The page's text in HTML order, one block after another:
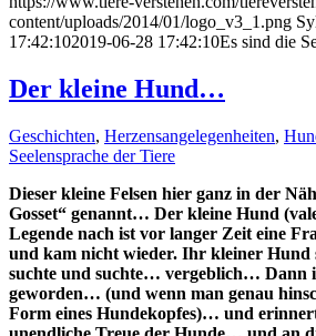
content/uploads/2014/01/logo_v3_1.png
17:42:102019-06-28 17:42:10Es sind die
Der kleine Hund…
Geschichten, Herzensangelegenheiten,
Seelensprache der Tiere
Dieser kleine Felsen hier ganz in der
Gosset“ genannt… Der kleine Hund
Legende nach ist vor langer Zeit eine
und kam nicht wieder. Ihr kleiner Hund
suchte und suchte… vergeblich… Dann
geworden… (und wenn man genau
Form eines Hundekopfes)… und